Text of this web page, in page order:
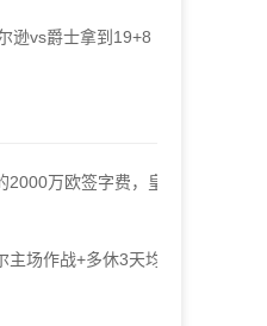
逊vs爵士拿到19+8
万欧签字费，皇马
场作战+多休3天均直